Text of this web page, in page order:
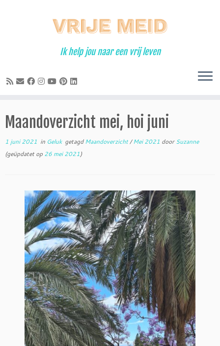
Ik help jou naar een vrij leven
Maandoverzicht mei, hoi juni
1 juni 2021 in Geluk getagdMaandoverzicht/Mei 2021 doorSuzanne
(geüpdatet op 26 mei 2021)